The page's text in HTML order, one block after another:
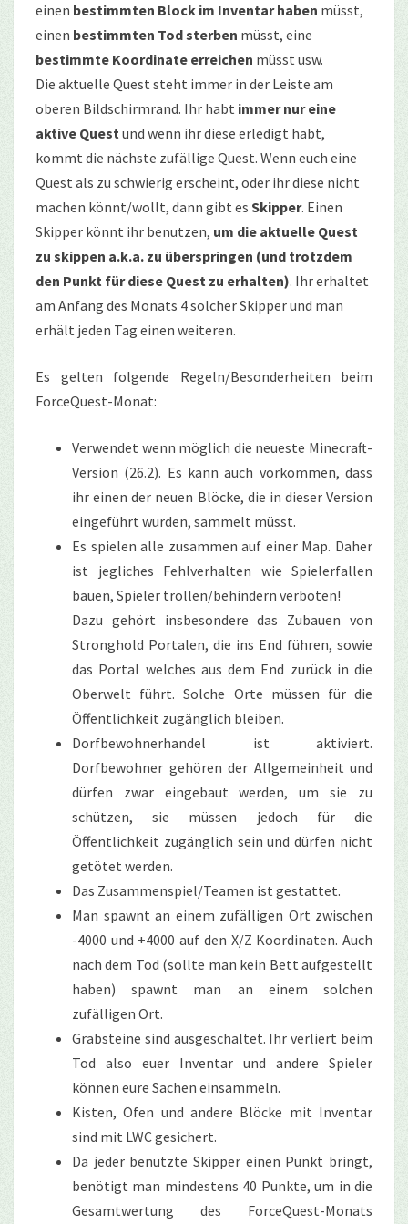
einen bestimmten Block im Inventar haben müsst,
einen bestimmten Todsterben müsst, eine
bestimmte Koordinate erreichen müsst usw.
Die aktuelle Quest steht immer in der Leiste am
oberen Bildschirmrand. Ihr habt immer nur eine
aktive Questund wenn ihr diese erledigt habt,
kommt die nächste zufällige Quest. Wenn euch eine
Quest als zu schwierig erscheint, oder ihr diese nicht
machen könnt/wollt, dann gibt es Skipper. Einen
Skipper könnt ihr benutzen, um die aktuelle Quest
zu skippen a.k.a. zu überspringen (und trotzdem
den Punkt für diese Quest zu erhalten). Ihr erhaltet
am Anfang des Monats 4 solcher Skipper und man
erhält jeden Tag einen weiteren.
Es gelten folgende Regeln/Besonderheiten beim
ForceQuest-Monat:
Verwendet wenn möglich die neueste Minecraft-
Version (26.2). Es kann auch vorkommen, dass
ihr einen der neuen Blöcke, die in dieser Version
eingeführt wurden, sammelt müsst.
Es spielen alle zusammen auf einer Map. Daher
ist jegliches Fehlverhalten wie Spielerfallen
bauen, Spieler trollen/behindern verboten!
Dazu gehört insbesondere das Zubauen von
Stronghold Portalen, die ins End führen, sowie
das Portal welches aus dem End zurück in die
Oberwelt führt. Solche Orte müssen für die
Öffentlichkeit zugänglich bleiben.
Dorfbewohnerhandel ist aktiviert.
Dorfbewohner gehören der Allgemeinheit und
dürfen zwar eingebaut werden, um sie zu
schützen, sie müssen jedoch für die
Öffentlichkeit zugänglich sein und dürfen nicht
getötet werden.
Das Zusammenspiel/Teamen ist gestattet.
Man spawnt an einem zufälligen Ort zwischen
-4000 und +4000 auf den X/Z Koordinaten. Auch
nach dem Tod (sollte man kein Bett aufgestellt
haben) spawnt man an einem solchen
zufälligen Ort.
Grabsteine sind ausgeschaltet. Ihr verliert beim
Tod also euer Inventar und andere Spieler
können eure Sachen einsammeln.
Kisten, Öfen und andere Blöcke mit Inventar
sind mit LWC gesichert.
Da jeder benutzte Skipper einen Punkt bringt,
benötigt man mindestens 40 Punkte, um in die
Gesamtwertung des ForceQuest-Monats